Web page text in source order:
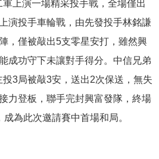
上演一場精采投手戰，全場僅出
演投手車輪戰，由先發投手林銘謙
，僅被敲出5支零星安打，雖然興
成功守下未讓對手得分。中信兄弟
3局被敲3安，送出2次保送，無失
力登板，聯手完封興富發隊，終場
為此次邀請賽中首場和局。